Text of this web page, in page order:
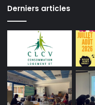
Derniers articles